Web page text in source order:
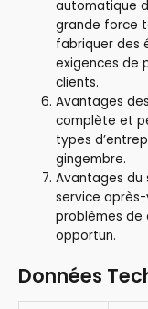
automatique
grande force
fabriquer des
exigences de
clients.
Avantages
complète et
types
gingembre.
Avantages du
service
problèmes de
opportun.
Données